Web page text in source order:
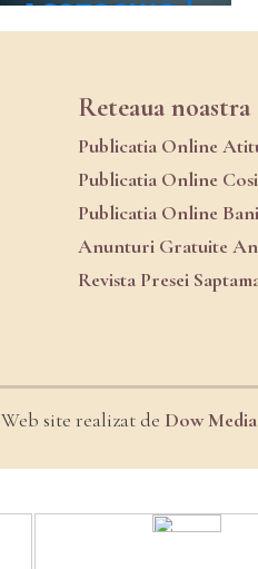
Reteaua noastra
Publicatia Online
Publicatia Online
Publicatia Online
Anunturi Gratuite
Revista Presei
Web site realizat de Dow Media